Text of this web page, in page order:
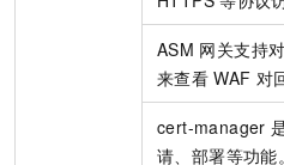
ASM 网关支持
来查看 WAF 对
cert-manager
请、部署等功能